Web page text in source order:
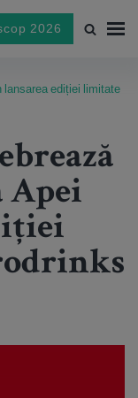
2026
lansarea ediției limitate
Apei